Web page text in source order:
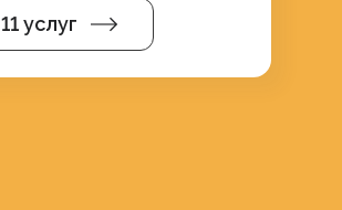
11 услуг